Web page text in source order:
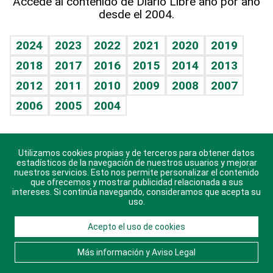
Vida y familia
Eñe
Celebrando la vida
Sin complejos
En pocas palabras
Escuchando al corazón
Economía Personal
TBT Deportivo
Guía del dinero
Horóscopos
Crucigramas
desde el 2004.
2024 2023 2022 2021 2020
2019
2018
2017 2016 2015 2014
2013
2012
2011 2010 2009 2008
2007
2006
2005 2004
Descarga nuestras aplicaciones para Android, iOS y
sistema Huawei.
© 2021 Diario Libre, todos los derechos reservados.
Consulta elAviso Legal. Ponte en Contacto
nosotros y conoce más sobre Diario Libre
Utilizamos cookies propias y de terceros para obtener datos
estadísticos de la navegación de nuestros usuarios y mejorar
nuestros servicios. Esto nos permite personalizar el contenido
que ofrecemos y mostrar publicidad relacionada a sus
intereses. Si continúa navegando, consideramos que acepta su
uso.
Acepto el uso de cookies
Más información y Aviso Legal